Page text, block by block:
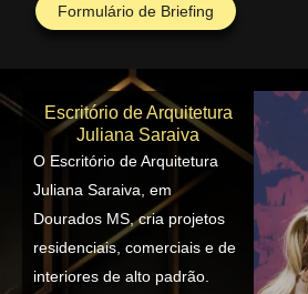
Formulário de Briefing
Escritório de Arquitetura
Juliana Saraiva
O Escritório de Arquitetura
Juliana Saraiva, em
Dourados MS, cria projetos
residenciais, comerciais e de
interiores de alto padrão.